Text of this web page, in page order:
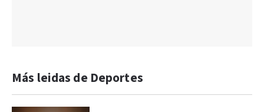
Más leidas de Deportes